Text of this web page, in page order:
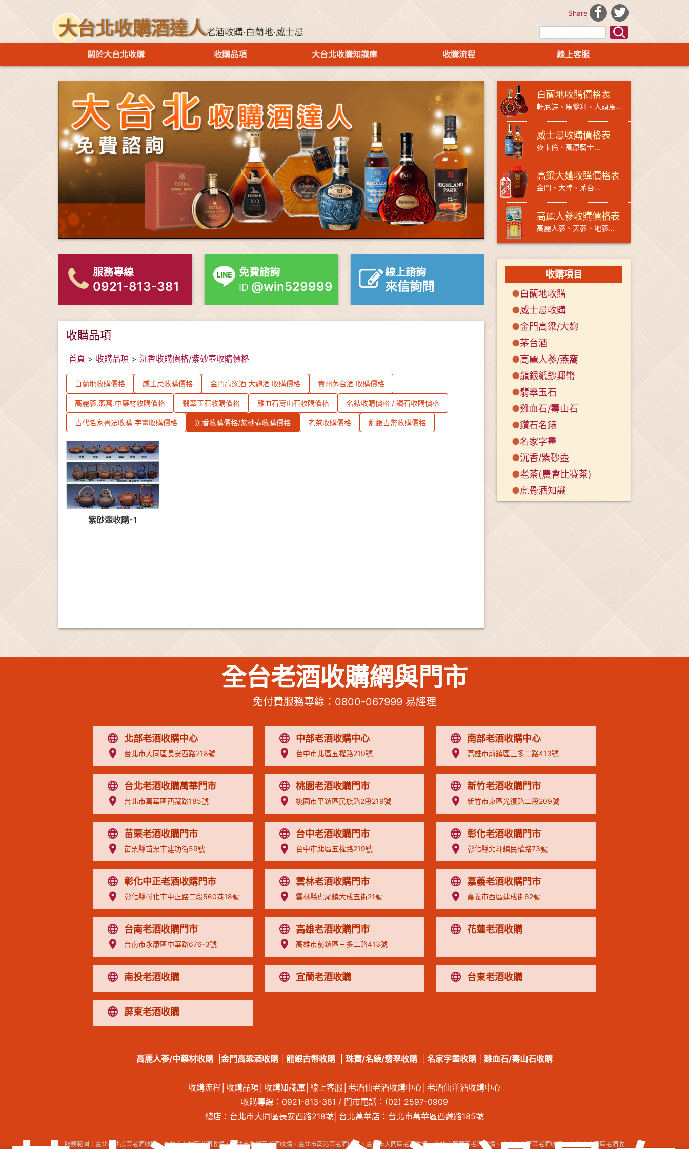
大台北收購酒達人老酒收購‧白蘭地‧威士忌
Share
關於大台北收購 收購品項 大台北收購知識庫 收購流程 線上客服
服務專線
0921-813-381
免費諮詢
ID @win529999
線上諮詢
來信詢問
收購品項
首頁 > 收購品項 > 沉香收購價格/紫砂壺收購價格
白蘭地收購價格 威士忌收購價格 金門高粱酒 大麴酒 收購價格 貴州茅台酒 收購價格
高麗蔘.燕窩.中藥材收購價格 翡翠玉石收購價格 雞血石壽山石收購價格 名錶收購價格 / 鑽石收購價格
古代名家書法收購 字畫收購價格 沉香收購價格/紫砂壺收購價格 老茶收購價格 龍銀古幣收購價格
紫砂壺收購-1
白蘭地收購價格表
軒尼詩、馬爹利、人頭馬...
威士忌收購價格表
麥卡倫、高原騎士...
高粱大麯收購價格表
金門、大陸、茅台...
高麗人蔘收購價格表
高麗人蔘、天蔘、地蔘...
收購項目
●白蘭地收購
●威士忌收購
●金門高粱/大麴
●茅台酒
●高麗人蔘/燕窩
●龍銀紙鈔郵幣
●翡翠玉石
●雞血石/壽山石
●鑽石名錶
●名家字畫
●沉香/紫砂壺
●老茶(農會比賽茶)
●虎骨酒知識
全台老酒收購網與門市
免付費服務專線： 0800-067999 易經理
北部老酒收購中心
台北市大同區長安西路218號
中部老酒收購中心
台中市北區五權路219號
南部老酒收購中心
高雄市前鎮區三多二路413號
台北老酒收購萬華門市
台北市萬華區西藏路185號
桃園老酒收購門市
桃園市平鎮區民族路2段219號
新竹老酒收購門市
新竹市東區光復路二段209號
苗栗老酒收購門市
苗栗縣苗栗市建功街59號
台中老酒收購門市
台中市北區五權路219號
彰化老酒收購門市
彰化縣北斗鎮民權路73號
彰化中正老酒收購門市
彰化縣彰化市中正路二段560巷18號
雲林老酒收購門市
雲林縣虎尾鎮大成五街21號
嘉義老酒收購門市
嘉義市西區建成街62號
台南老酒收購門市
台南市永康區中華路676-3號
高雄老酒收購門市
高雄市前鎮區三多二路413號
花蓮老酒收購
南投老酒收購 宜蘭老酒收購 台東老酒收購
屏東老酒收購
高麗人蔘/中藥材收購 金門高粱酒收購 龍銀古幣收購 珠寶/名錶/翡翠收購 名家字畫收購 雞血石/壽山石收購
收購流程 收購品項 收購知識庫 線上客服 老酒仙老酒收購中心 老酒仙洋酒收購中心
收購專線： 0921-813-381 / 門市電話： (02) 2597-0909
總店：台北市大同區長安西路218號│台北萬華店：台北市萬華區西藏路185號
服務範圍：臺北市北投區老酒收購、臺北市士林區老酒收購、臺北市內湖區老酒收購、臺北市南港區老酒收購、臺北市大同區老酒收購、臺北市萬華區老酒收購、臺北市中正區老酒收購、臺北市大安區老酒收